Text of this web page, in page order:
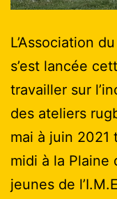
L’Association
s’est lancée
travailler sur
des ateliers
mai à juin 2021
midi à la Plaine
jeunes de